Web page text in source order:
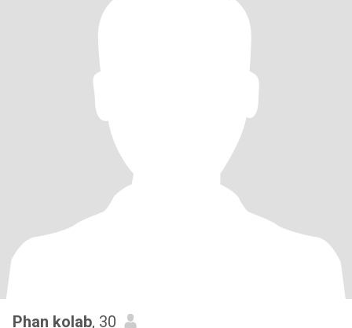
Phan kolab, 30